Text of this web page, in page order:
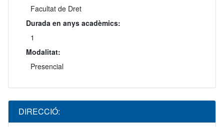
Facultat de Dret
Durada en anys acadèmics:
1
Modalitat:
Presencial
DIRECCIÓ: